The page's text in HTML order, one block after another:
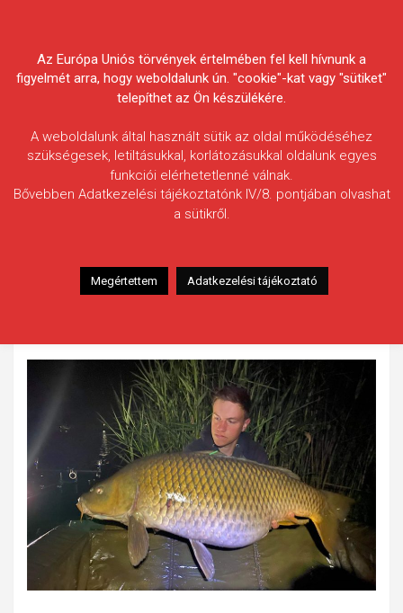
Egyesületek Szövetsége
Ancsin Gábor
Halfaj: Tőponty
Fogott hal adatai: 15,75 kg
Az Európa Uniós törvények értelmében fel kell hívnunk a
figyelmét arra, hogy weboldalunk ún. "cookie"-kat vagy "sütiket"
telepíthet az Ön készülékére.
A weboldalunk által használt sütik az oldal működéséhez
szükségesek, letiltásukkal, korlátozásukkal oldalunk egyes
funkciói elérhetetlenné válnak.
Bővebben Adatkezelési tájékoztatónk IV/8. pontjában olvashat
a sütikről.
Megértettem Adatkezelési tájékoztató